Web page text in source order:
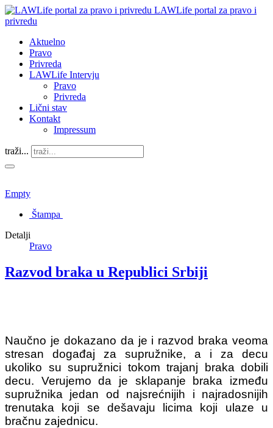
LAWLife portal za pravo i
privredu
Aktuelno
Pravo
Privreda
LAWLife Intervju
Pravo
Privreda
Lični stav
Kontakt
Impressum
traži...
Empty
Štampa
Detalji
Pravo
Razvod braka u Republici Srbiji
Naučno je dokazano da je i razvod braka veoma
stresan događaj za supružnike, a i za decu
ukoliko su supružnici tokom trajanj braka dobili
decu. Verujemo da je sklapanje braka između
supružnika jedan od najsrećnijih i najradosnijih
trenutaka koji se dešavaju licima koji ulaze u
bračnu zajednicu.